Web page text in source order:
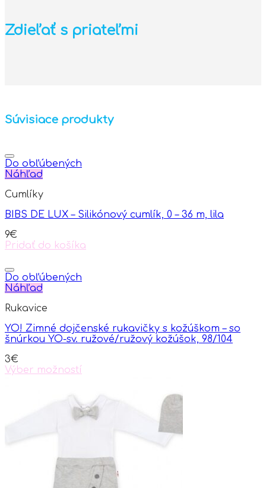
Zdieľať s priateľmi
Súvisiace produkty
Do obľúbených
Náhľad
Cumlíky
BIBS DE LUX – Silikónový cumlík, 0 – 36 m, lila
9€
Pridať do košíka
Do obľúbených
Náhľad
Rukavice
YO! Zimné dojčenské rukavičky s kožúškom – so
šnúrkou YO-sv. ružové/ružový kožúšok, 98/104
3€
Výber možností
options